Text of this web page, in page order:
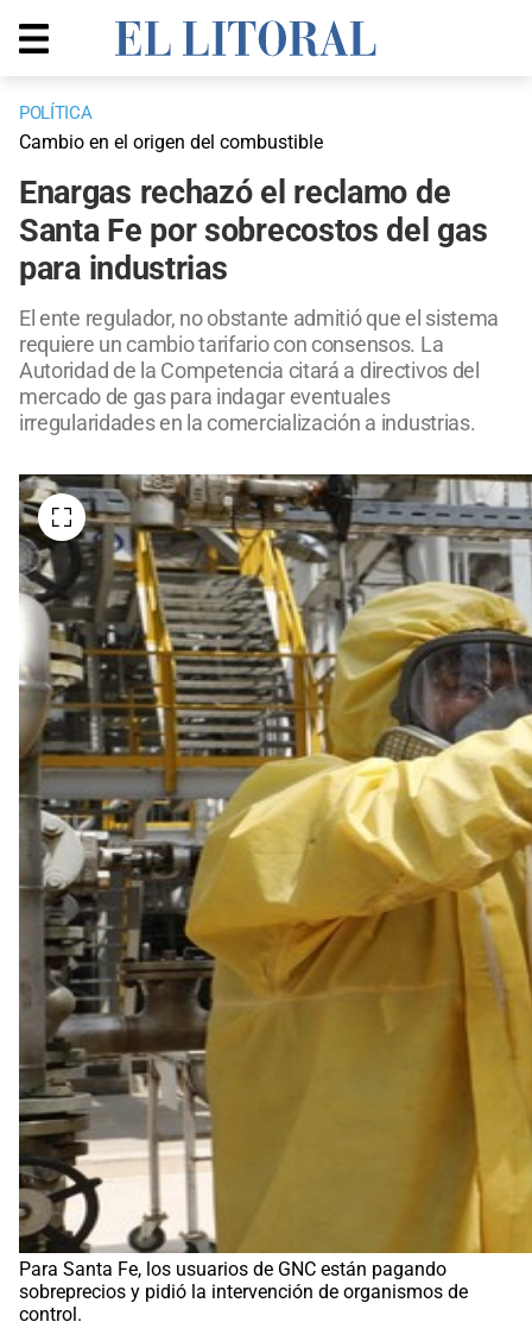
POLÍTICA
Cambio en el origen del combustible
Enargas rechazó el reclamo de
Santa Fe por sobrecostos del gas
para industrias
El ente regulador, no obstante admitió que el sistema
requiere un cambio tarifario con consensos. La
Autoridad de la Competencia citará a directivos del
mercado de gas para indagar eventuales
irregularidades en la comercialización a industrias.
Para Santa Fe, los usuarios de GNC están pagando
sobreprecios y pidió la intervención de organismos de
control.